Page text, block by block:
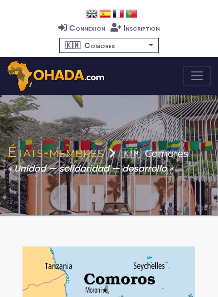
Connexion
Inscription
🇰🇲 Comores
États-membres 🇰🇲 Comores
« Unidad — solidaridad — desarrollo »